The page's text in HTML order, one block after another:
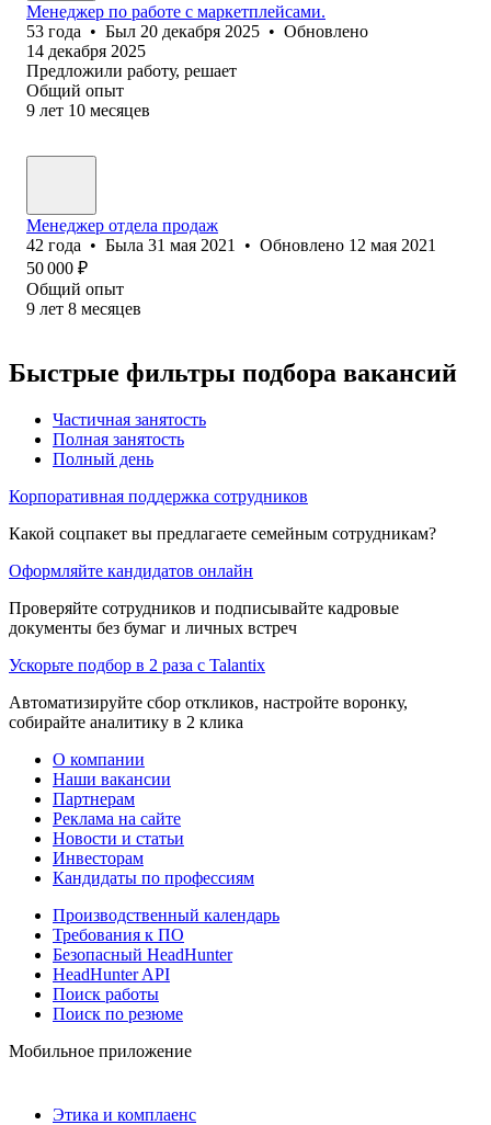
Менеджер по работе с маркетплейсами.
53 года • Был 20 декабря 2025 • Обновлено
14 декабря 2025
Предложили работу, решает
Общий опыт
9 лет 10 месяцев
Менеджер отдела продаж
42 года • Была 31 мая 2021 • Обновлено 12 мая 2021
50 000 ₽
Общий опыт
9 лет 8 месяцев
Быстрые фильтры подбора вакансий
Частичная занятость
Полная занятость
Полный день
Корпоративная поддержка сотрудников
Какой соцпакет вы предлагаете семейным сотрудникам?
Оформляйте кандидатов онлайн
Проверяйте сотрудников и подписывайте кадровые
документы без бумаг и личных встреч
Ускорьте подбор в 2 раза с Talantix
Автоматизируйте сбор откликов, настройте воронку,
собирайте аналитику в 2 клика
О компании
Наши вакансии
Партнерам
Реклама на сайте
Новости и статьи
Инвесторам
Кандидаты по профессиям
Производственный календарь
Требования к ПО
Безопасный HeadHunter
HeadHunter API
Поиск работы
Поиск по резюме
Мобильное приложение
Этика и комплаенс